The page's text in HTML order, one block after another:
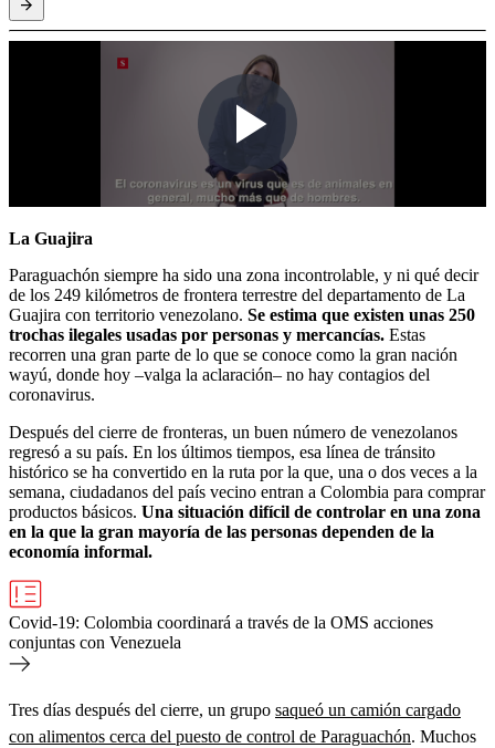
La Guajira
Paraguachón siempre ha sido una zona incontrolable, y ni qué decir
de los 249 kilómetros de frontera terrestre del departamento de La
Guajira con territorio venezolano. Se estima que existen unas 250
trochas ilegales usadas por personas y mercancías. Estas
recorren una gran parte de lo que se conoce como la gran nación
wayú, donde hoy –valga la aclaración– no hay contagios del
coronavirus.
Después del cierre de fronteras, un buen número de venezolanos
regresó a su país. En los últimos tiempos, esa línea de tránsito
histórico se ha convertido en la ruta por la que, una o dos veces a la
semana, ciudadanos del país vecino entran a Colombia para comprar
productos básicos. Una situación difícil de controlar en una zona
en la que la gran mayoría de las personas dependen de la
economía informal.
Covid-19: Colombia coordinará a través de la OMS acciones
conjuntas con Venezuela
Tres días después del cierre, un grupo saqueó un camión cargado
con alimentos cerca del puesto de control de Paraguachón. Muchos